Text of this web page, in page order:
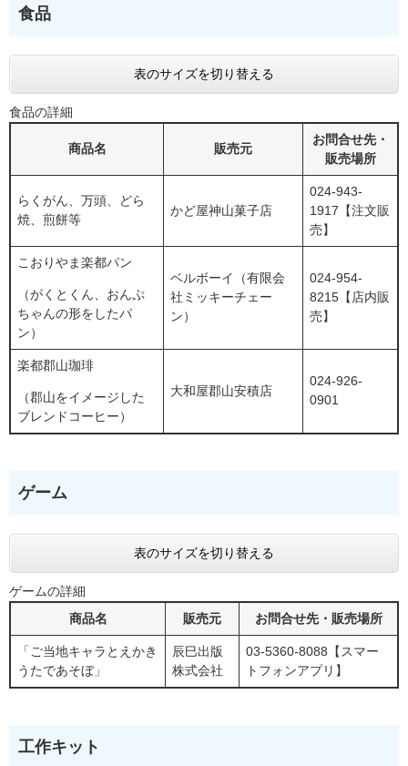
食品
表のサイズを切り替える
食品の詳細
商品名 販売元
お問合せ先・
販売場所
らくがん、万頭、どら
焼、煎餅等
かど屋神山菓子店
024-943-
1917【注文販
売】
こおりやま楽都パン
（がくとくん、おんぷ
ちゃんの形をしたパ
ン）
ベルボーイ（有限会
社ミッキーチェー
ン）
024-954-
8215【店内販
売】
楽都郡山珈琲
（郡山をイメージした
ブレンドコーヒー）
大和屋郡山安積店
024-926-
0901
ゲーム
表のサイズを切り替える
ゲームの詳細
商品名
販売元 お問合せ先・販売場所
「ご当地キャラとえかき
うたであそぼ」
辰巳出版
株式会社
03-5360-8088【スマー
トフォンアプリ】
工作キット